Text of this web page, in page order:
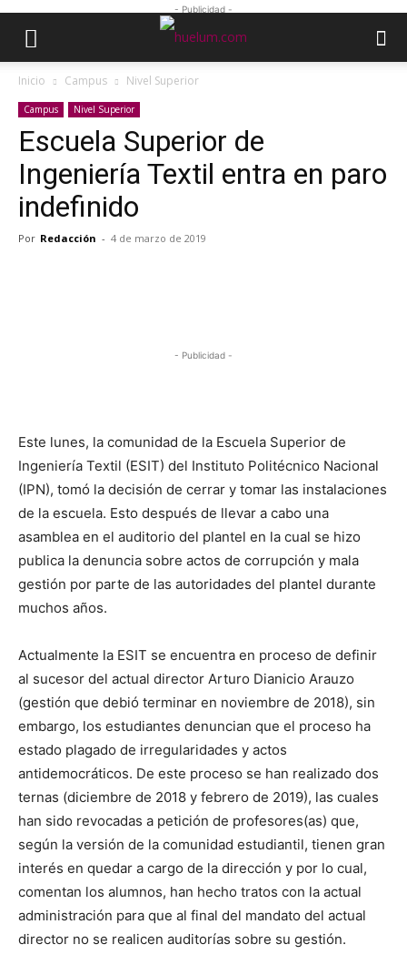
- Publicidad -
Inicio Campus Nivel Superior
Campus Nivel Superior
Escuela Superior de
Ingeniería Textil entra en paro
indefinido
Por Redacción - 4 de marzo de 2019
- Publicidad -
Este lunes, la comunidad de la Escuela Superior de
Ingeniería Textil (ESIT) del Instituto Politécnico Nacional
(IPN), tomó la decisión de cerrar y tomar las instalaciones
de la escuela. Esto después de llevar a cabo una
asamblea en el auditorio del plantel en la cual se hizo
publica la denuncia sobre actos de corrupción y mala
gestión por parte de las autoridades del plantel durante
muchos años.
Actualmente la ESIT se encuentra en proceso de definir
al sucesor del actual director Arturo Dianicio Arauzo
(gestión que debió terminar en noviembre de 2018), sin
embargo, los estudiantes denuncian que el proceso ha
estado plagado de irregularidades y actos
antidemocráticos. De este proceso se han realizado dos
ternas (diciembre de 2018 y febrero de 2019), las cuales
han sido revocadas a petición de profesores(as) que,
según la versión de la comunidad estudiantil, tienen gran
interés en quedar a cargo de la dirección y por lo cual,
comentan los alumnos, han hecho tratos con la actual
administración para que al final del mandato del actual
director no se realicen auditorías sobre su gestión.